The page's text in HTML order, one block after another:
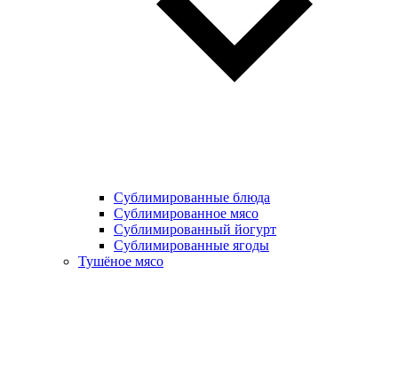
Сублимированные блюда
Cублимированное мясо
Сублимированный йогурт
Сублимированные ягоды
Тушёное мясо